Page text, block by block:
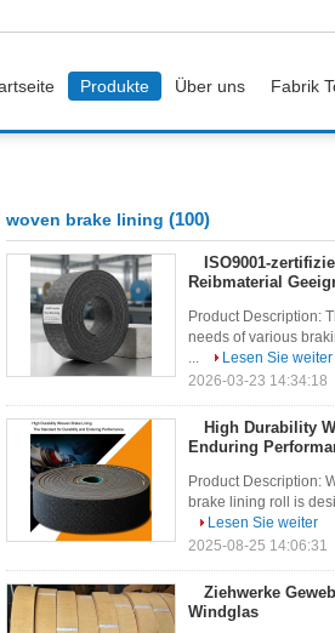
Produkte Über uns Fabrik
woven brake lining (100)
ISO9001-
Reibmaterial
Product Description:
needs of various
...
Lesen Sie weiter
2026-03-23 14:34:18
High Durability
Enduring
Product Description:
brake lining roll is
Lesen Sie weiter
2025-08-25 14:06:31
Ziehwerke
Windglas